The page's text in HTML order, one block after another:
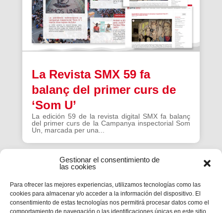
Gestionar el consentimiento de
las cookies
Para ofrecer las mejores experiencias, utilizamos tecnologías como las
cookies para almacenar y/o acceder a la información del dispositivo. El
consentimiento de estas tecnologías nos permitirá procesar datos como el
comportamiento de navegación o las identificaciones únicas en este sitio.
La Revista SMX 59 fa
balanç del primer curs de
‘Som U’
La edición 59 de la revista digital SMX fa balanç
del primer curs de la Campanya inspectorial Som
Un, marcada per una...
La Revista SMX 59 hace